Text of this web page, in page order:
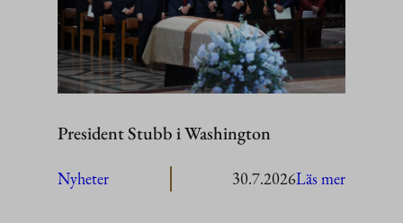
President Stubb i Washington
Nyheter 30.7.2026Läs mer: